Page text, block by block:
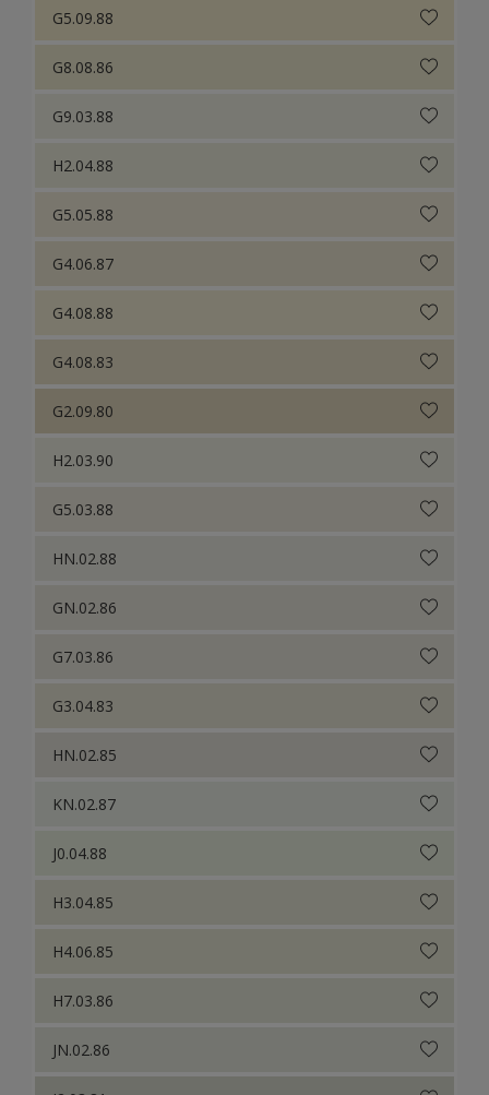
G5.09.88
G8.08.86
G9.03.88
H2.04.88
G5.05.88
G4.06.87
G4.08.88
G4.08.83
G2.09.80
H2.03.90
G5.03.88
HN.02.88
GN.02.86
G7.03.86
G3.04.83
HN.02.85
KN.02.87
J0.04.88
H3.04.85
H4.06.85
H7.03.86
JN.02.86